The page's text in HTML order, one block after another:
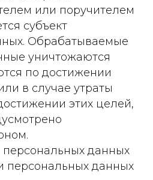
или поручителем
субъект
Обрабатываемые
уничтожаются
по достижении
в случае утраты
этих целей,
персональных данных
персональных данных